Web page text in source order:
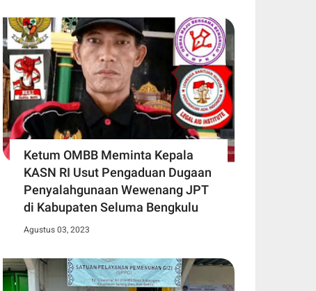
Ketum OMBB Meminta Kepala
KASN RI Usut Pengaduan Dugaan
Penyalahgunaan Wewenang JPT
di Kabupaten Seluma Bengkulu
Agustus 03, 2023